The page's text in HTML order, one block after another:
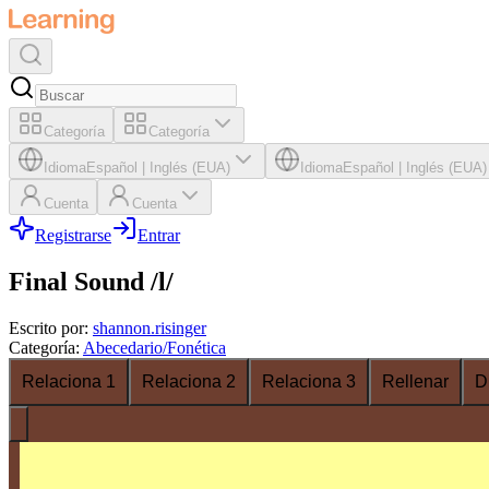
Categoría Categoría
IdiomaEspañol Inglés (EUA) IdiomaEspañol Inglés (EUA)
Cuenta Cuenta
Registrarse Entrar
Final Sound /l/
Escrito por: shannon.risinger
Categoría: Abecedario/Fonética
Relaciona 1
Relaciona 2 Relaciona 3 Rellenar